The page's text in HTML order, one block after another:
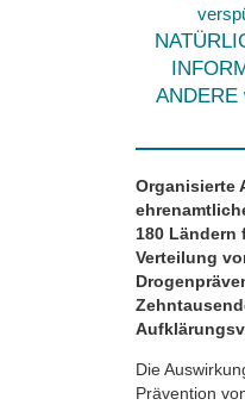
ANDERE
Organisierte
180 Ländern
Verteilung
Die
Prävention